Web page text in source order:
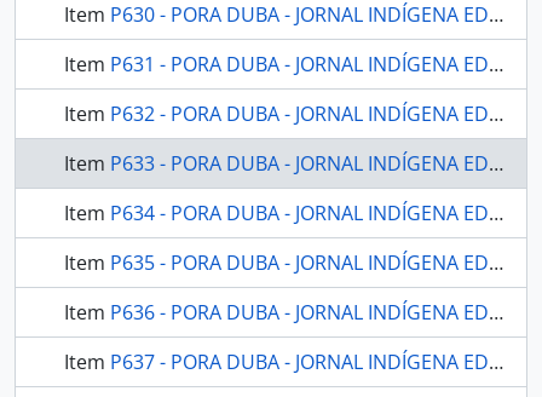
Item P630 - PORA DUBA - JORNAL INDÍGENA EDITADO PELA FUNAI - 2001 - Nº11
Item P631 - PORA DUBA - JORNAL INDÍGENA EDITADO PELA FUNAI - 2001 - Nº13
Item P632 - PORA DUBA - JORNAL INDÍGENA EDITADO PELA FUNAI - 2002 - Nº14
Item P633 - PORA DUBA - JORNAL INDÍGENA EDITADO PELA FUNAI - 2002 - Nº15
Item P634 - PORA DUBA - JORNAL INDÍGENA EDITADO PELA FUNAI - 2002 - Nº16
Item P635 - PORA DUBA - JORNAL INDÍGENA EDITADO PELA FUNAI - 2002 - Nº17
Item P636 - PORA DUBA - JORNAL INDÍGENA EDITADO PELA FUNAI - 2002 - Nº18
Item P637 - PORA DUBA - JORNAL INDÍGENA EDITADO PELA FUNAI - 2002 - Nº19